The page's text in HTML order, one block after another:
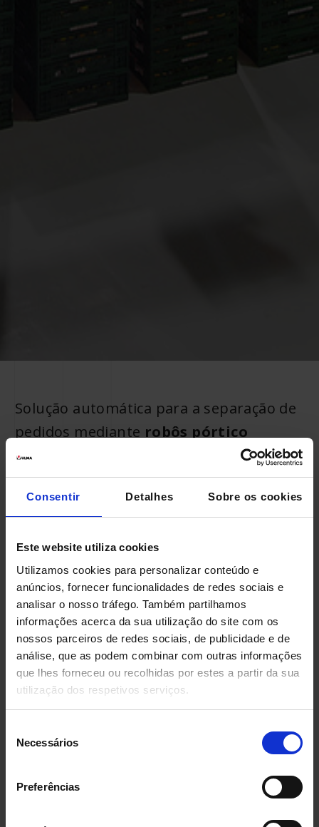
Consentir Detalhes Sobre os cookies
Este website utiliza cookies
Utilizamos cookies para personalizar conteúdo e
anúncios, fornecer funcionalidades de redes sociais e
analisar o nosso tráfego. Também partilhamos
informações acerca da sua utilização do site com os
nossos parceiros de redes sociais, de publicidade e de
análise, que as podem combinar com outras informações
que lhes forneceu ou recolhidas por estes a partir da sua
utilização dos respetivos serviços.
Necessários
Preferências
Solução automática para a separação de
pedidos mediante robôs pórtico
O que é o OPR ou Sistema de Picking de
pórtico?
Como funciona um robô gantry?
Benefícios do uso de um robô de pórtico
Para que é usado um robô de pórtico?
O que é o OPR ou Sistema de Picking
de Pedidos?
, trata-se de uma solução
logística que combina as funções de
pedidos automática
em uma única operação flexível,